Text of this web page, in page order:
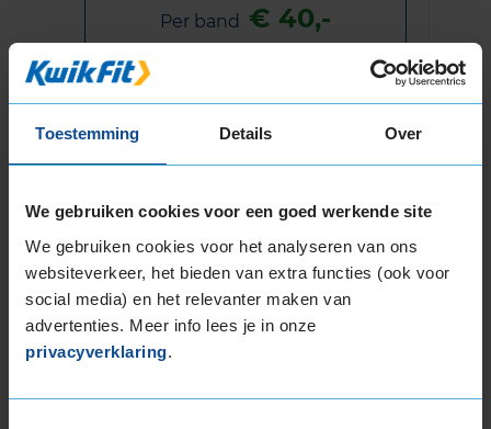
Toestemming Details Over
We gebruiken cookies voor een goed werkende site
We gebruiken cookies voor het analyseren van ons
websiteverkeer, het bieden van extra functies (ook voor
social media) en het relevanter maken van
advertenties. Meer info lees je in onze
privacyverklaring.
Per band € 40,-
Montage
Bandengarantieplan
Item
1